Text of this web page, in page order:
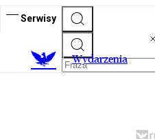
Serwisy
Wydarzenia